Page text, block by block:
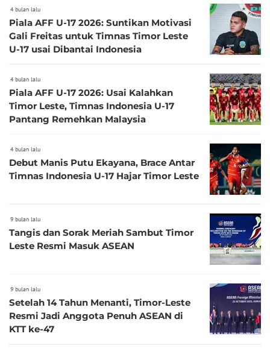
4 bulan lalu
Piala AFF U-17 2026: Suntikan Motivasi
Gali Freitas untuk Timnas Timor Leste
U-17 usai Dibantai Indonesia
4 bulan lalu
Piala AFF U-17 2026: Usai Kalahkan
Timor Leste, Timnas Indonesia U-17
Pantang Remehkan Malaysia
4 bulan lalu
Debut Manis Putu Ekayana, Brace Antar
Timnas Indonesia U-17 Hajar Timor Leste
9 bulan lalu
Tangis dan Sorak Meriah Sambut Timor
Leste Resmi Masuk ASEAN
9 bulan lalu
Setelah 14 Tahun Menanti, Timor-Leste
Resmi Jadi Anggota Penuh ASEAN di
KTT ke-47